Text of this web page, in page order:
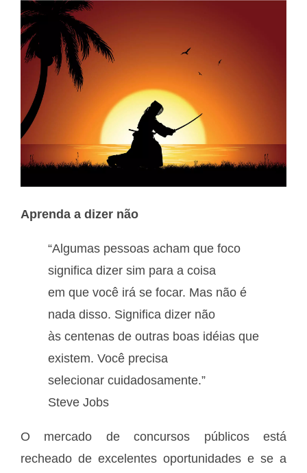
Aprenda a dizer não
“Algumas pessoas acham que foco
significa dizer sim para a coisa
em que você irá se focar. Mas não é
nada disso. Significa dizer não
às centenas de outras boas idéias que
existem. Você precisa
selecionar cuidadosamente.”
Steve Jobs
O mercado de concursos públicos está
recheado de excelentes oportunidades e se a